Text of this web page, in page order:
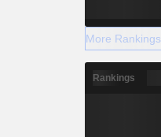
More Rankings
Rankings